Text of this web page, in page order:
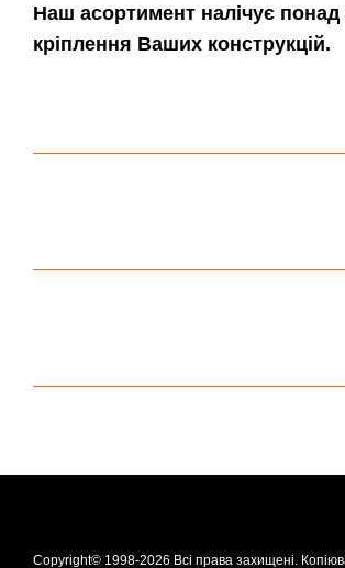
Наш асортимент налічує понад
кріплення Ваших конструкцій.
Copyright© 1998-2026 Всі права захищені.